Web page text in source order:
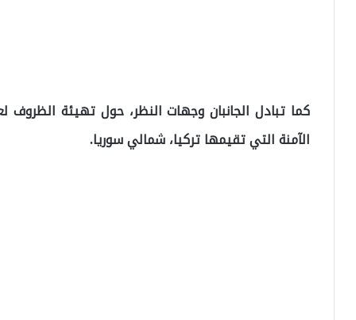
كما تبادل الجانبان وجهات النظر، حول تهيئة الظروف
الآمنة التي تقيمها تركيا، شمالي سوريا.